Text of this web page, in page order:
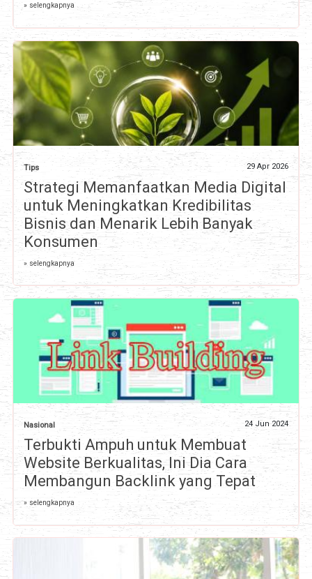
» selengkapnya
Tips 29 Apr 2026
Strategi Memanfaatkan Media Digital
untuk Meningkatkan Kredibilitas
Bisnis dan Menarik Lebih Banyak
Konsumen
» selengkapnya
Nasional 24 Jun 2024
Terbukti Ampuh untuk Membuat
Website Berkualitas, Ini Dia Cara
Membangun Backlink yang Tepat
» selengkapnya